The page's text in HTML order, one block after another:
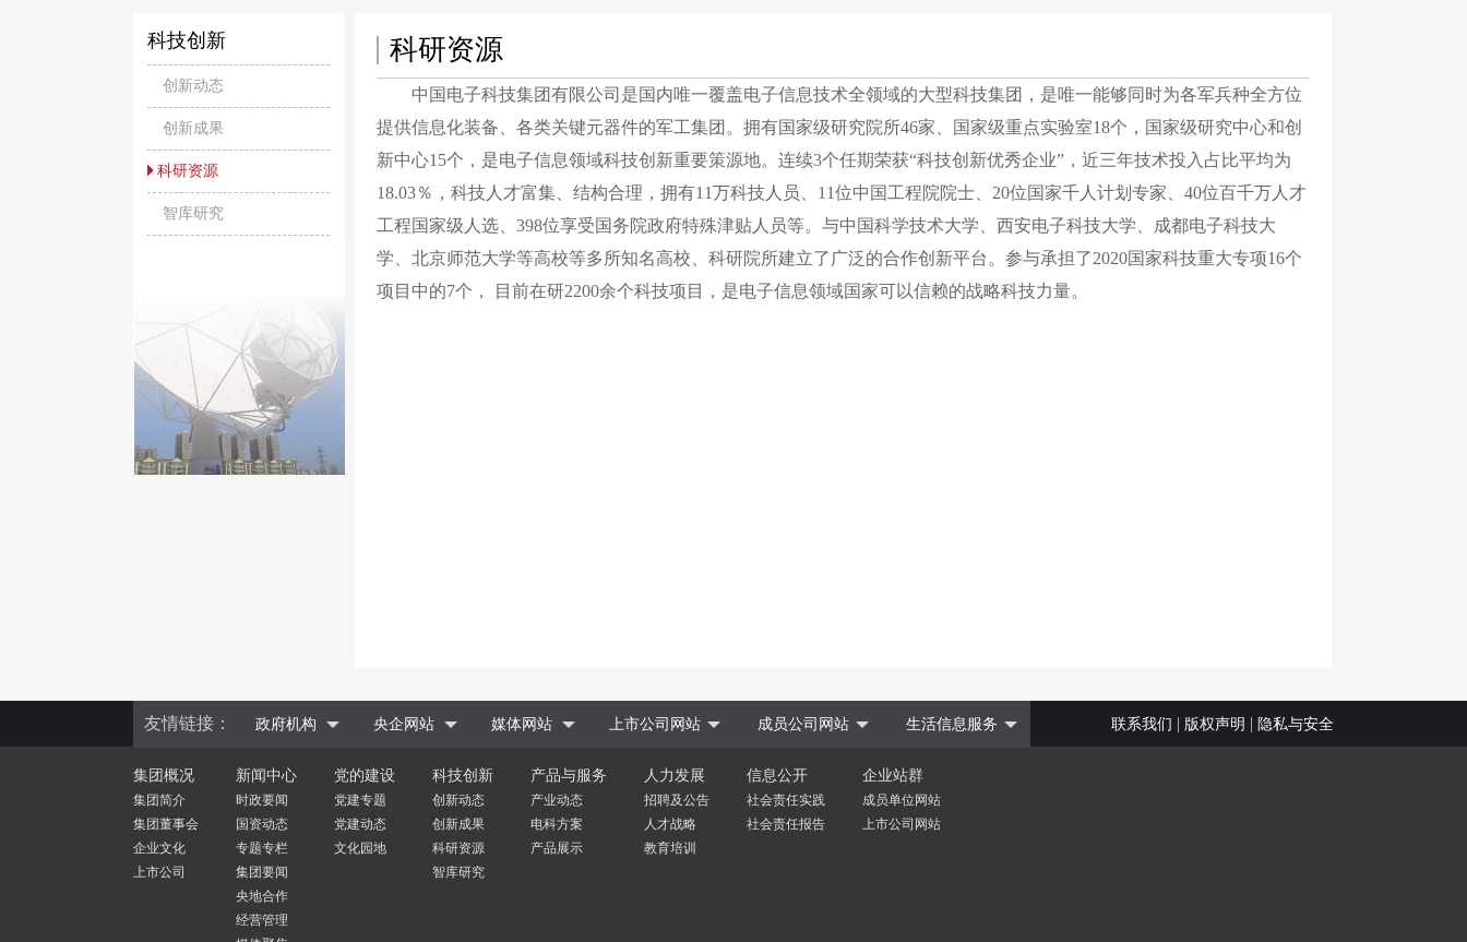
科技创新
创新动态
创新成果
科研资源
智库研究
科研资源
中国电子科技集团有限公司是国内唯一覆盖电子信息技术全领域的大型科技集团，是唯一能够同时为各军兵种全方位
提供信息化装备、各类关键元器件的军工集团。拥有国家级研究院所46家、国家级重点实验室18个，国家级研究中心和创
新中心15个，是电子信息领域科技创新重要策源地。连续3个任期荣获“科技创新优秀企业”，近三年技术投入占比平均为
18.03％，科技人才富集、结构合理，拥有11万科技人员、11位中国工程院院士、20位国家千人计划专家、40位百千万人才
工程国家级人选、398位享受国务院政府特殊津贴人员等。与中国科学技术大学、西安电子科技大学、成都电子科技大
学、北京师范大学等高校等多所知名高校、科研院所建立了广泛的合作创新平台。参与承担了2020国家科技重大专项16个
项目中的7个， 目前在研2200余个科技项目，是电子信息领域国家可以信赖的战略科技力量。
联系我们 | 版权声明 | 隐私与安全
友情链接： 政府机构 央企网站 媒体网站 上市公司网站 成员公司网站 生活信息服务
集团概况
集团简介
集团董事会
企业文化
上市公司
新闻中心
时政要闻
国资动态
专题专栏
集团要闻
央地合作
经营管理
党的建设
党建专题
党建动态
文化园地
科技创新
创新动态
创新成果
科研资源
智库研究
产品与服务
产业动态
电科方案
产品展示
人力发展
招聘及公告
人才战略
教育培训
信息公开
社会责任实践
社会责任报告
企业站群
成员单位网站
上市公司网站